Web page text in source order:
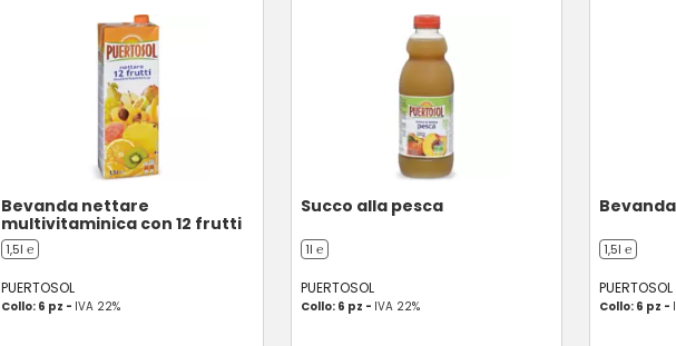
Bevanda nettare
multivitaminica con 12 frutti
1,5l ℮
PUERTOSOL
Collo: 6 pz - IVA 22%
Succo alla pesca
1l ℮
PUERTOSOL
Collo: 6 pz - IVA 22%
1,5l ℮
PUERTOSOL
Collo: 6 pz -